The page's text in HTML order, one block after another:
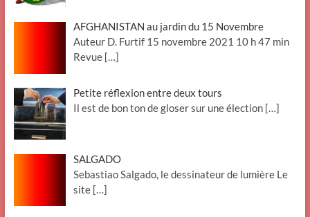
AFGHANISTAN au jardin du 15 Novembre
Auteur D. Furtif 15 novembre 2021 10 h 47 min
Revue […]
Petite réflexion entre deux tours
Il est de bon ton de gloser sur une élection […]
SALGADO
Sebastiao Salgado, le dessinateur de lumière Le
site […]